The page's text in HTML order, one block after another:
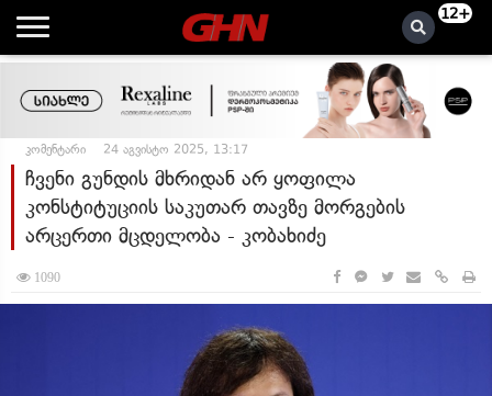
12+
კომენტარი 24 აგვისტო 2025, 13:17
ჩვენი გუნდის მხრიდან არ ყოფილა
კონსტიტუციის საკუთარ თავზე მორგების
არცერთი მცდელობა - კობახიძე
1090